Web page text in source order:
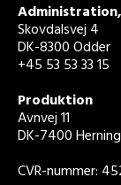
Skovdalsvej 4
DK-8300 Odder
+45 53 53 33 15
Produktion
Avnvej 11
DK-7400 Herning
CVR-nummer: